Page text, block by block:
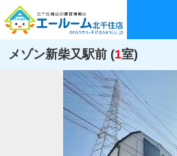
メゾン新柴又駅前 (1室)